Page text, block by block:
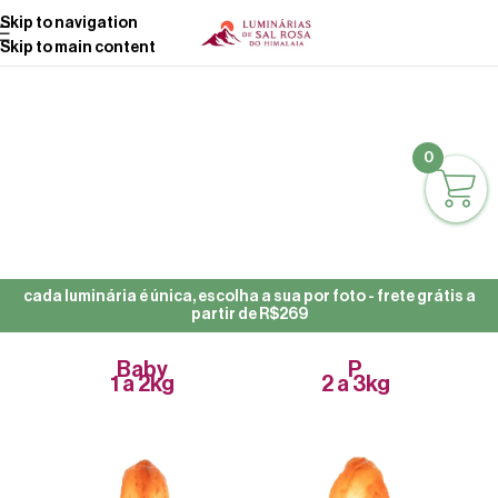
Skip to navigation
Skip to main content
cada luminária é única, escolha a sua por foto - frete grátis a
partir de R$269
Baby
1 a 2kg
P
2 a 3kg
0